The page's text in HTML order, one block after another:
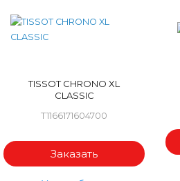
TISSOT CHRONO XL
CLASSIC
T1166171604700
Заказать